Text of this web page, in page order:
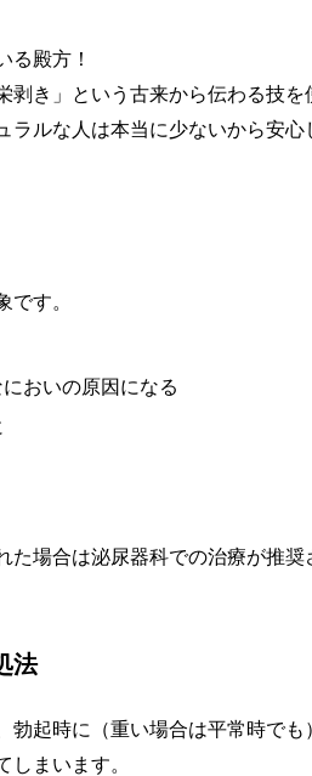
る殿方！
き」という古来から伝わる技を
ルな人は本当に少ないから安心
す。
おいの原因になる
場合は泌尿器科での治療が推奨
法
勃起時に（重い場合は平常時で
まいます。